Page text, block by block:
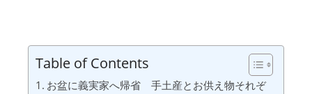
Table of Contents
お盆に義実家へ帰省 手土産とお供え物それぞ